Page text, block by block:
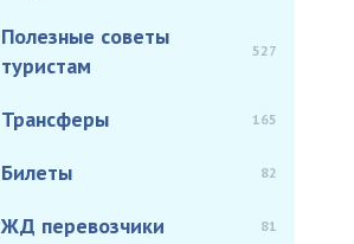
Полезные советы
туристам
527
Трансферы 165
Билеты 82
ЖД перевозчики 81